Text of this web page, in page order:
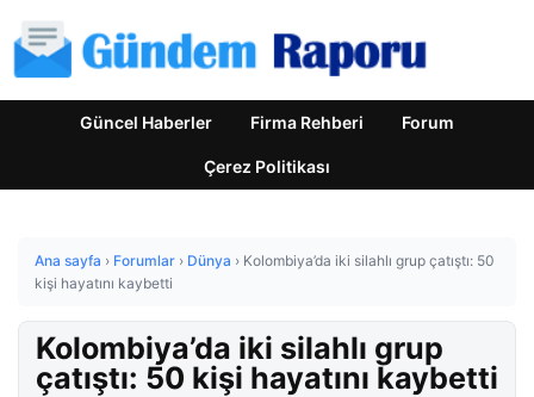
Güncel Haberler Firma Rehberi Forum
Çerez Politikası
Ana sayfa › Forumlar › Dünya › Kolombiya’da iki silahlı grup çatıştı: 50
kişi hayatını kaybetti
Kolombiya’da iki silahlı grup
çatıştı: 50 kişi hayatını kaybetti